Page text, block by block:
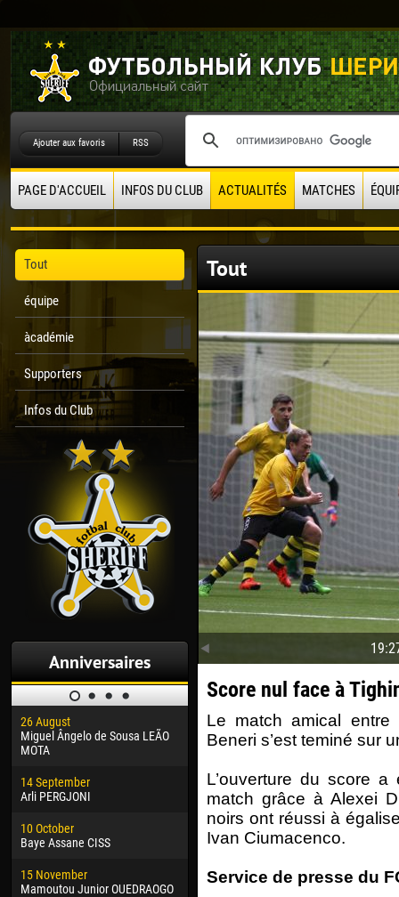
Ajouter aux favoris RSS
PAGE D'ACCUEIL INFOS DU CLUB ACTUALITÉS MATCHES
Tout
équipe
àcadémie
Supporters
Infos du Club
Anniversaires
26 August
Miguel Ângelo de Sousa LEÃO
MOTA
14 September
Arli PERGJONI
10 October
Baye Assane CISS
15 November
Mamoutou Junior OUEDRAOGO
30 January
Dhoraso Moreo KLAS
Vladislav COSTIN
02 March
Veaceslav COZMA
Emmanuel AFETSE
04
15
Tout
Score nul face à
Le match amical
Beneri s’est teminé sur
L’ouverture du score
match grâce à Alexei
noirs ont réussi à
Ivan Ciumacenco.
Service de presse du